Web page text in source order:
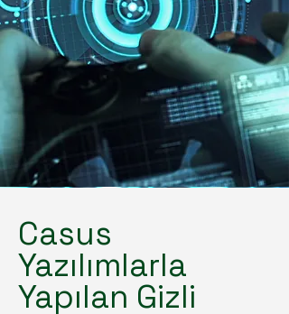
Casus
Yazılımlarla
Yapılan Gizli